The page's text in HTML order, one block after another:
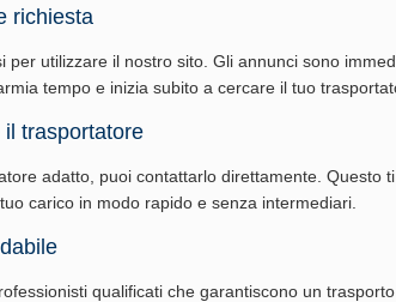
richiesta
per utilizzare il nostro sito. Gli annunci sono
tempo e inizia subito a cercare il tuo
trasportatore
adatto, puoi contattarlo direttamente. Questo
carico in modo rapido e senza intermediari.
qualificati che garantiscono un